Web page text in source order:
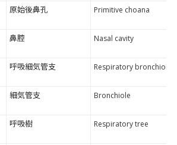
原始後鼻孔 Primitive choana
鼻腔 Nasal cavity
呼吸細気管支 Respiratory bronchiole
細気管支 Bronchiole
呼吸樹 Respiratory tree